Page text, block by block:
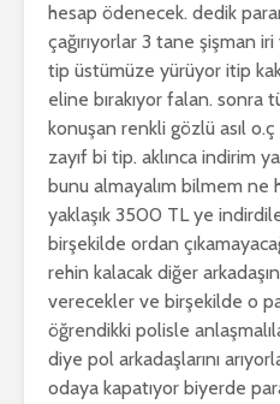
hesap ödenecek. dedik
çağırıyorlar 3 tane şişman
tip üstümüze yürüyor itip
eline bırakıyor falan. sonra
konuşan renkli gözlü asıl
zayıf bi tip. aklınca indirim
bunu almayalım bilmem ne
yaklaşık 3500 TL ye
birşekilde ordan
rehin kalacak diğer
verecekler ve birşekilde o
öğrendikki polisle
diye pol arkadaşlarını
odaya kapatıyor biyerde